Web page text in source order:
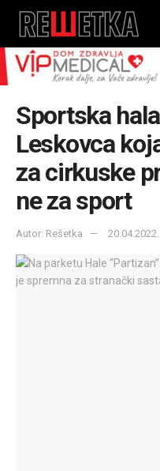
Sportska
Leskovca
za cirkuske
ne za sport
Autor: Rešetka